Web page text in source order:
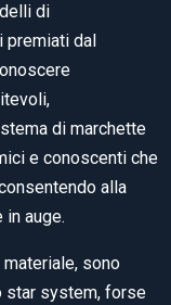
di
dal
di marchette
e conoscenti che
alla
auge.
materiale, sono
star system, forse